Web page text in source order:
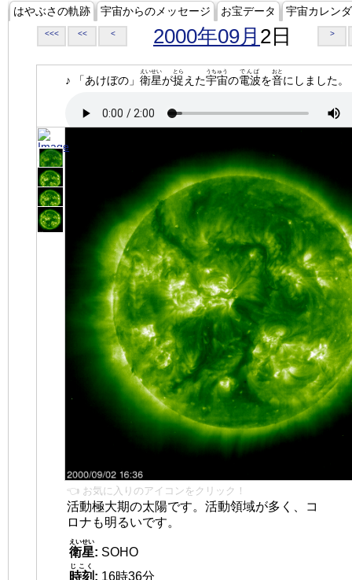
はやぶさの軌跡 宇宙からのメッセージ お宝データ 宇宙カレン
<<< << < 2000年09月 2日 >
♪ 「あけぼの」 衛星
えいせい
が捉
とら
えた宇宙
うちゅう
の電波
でんぱ
を音
おと
にしました。
👈 お気に入りのアイコンをクリック！
活動極大期の太陽です。活動領域が多く、コ
ロナも明るいです。
衛星
えいせい
: SOHO
時刻
じこく
: 16時36分